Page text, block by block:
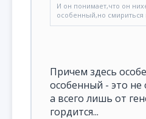
И он понимает,что он
особенный,но смириться
Причем здесь
особенный - это не
а всего лишь от
гордится...